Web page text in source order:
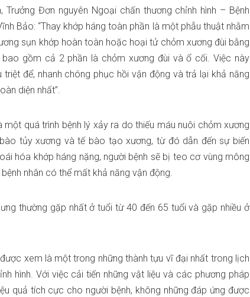
Trưởng Đơn nguyên Ngoại chấn thương chỉnh hình – Bệnh
Bảo: “Thay khớp háng toàn phần là một phẫu thuật nhằm
sụn khớp hoàn toàn hoặc hoại tử chỏm xương đùi bằng
gồm cả 2 phần là chỏm xương đùi và ổ cối. Việc này
để, nhanh chóng phục hồi vận động và trả lại khả năng
diện nhất”.
quá trình bệnh lý xảy ra do thiếu máu nuôi chỏm xương
tủy xương và tế bào tạo xương, từ đó dẫn đến sự biến
hóa khớp háng nặng, người bệnh sẽ bị teo cơ vùng mông
nhân có thể mất khả năng vận động.
thường gặp nhất ở tuổi từ 40 đến 65 tuổi và gặp nhiều ở
xem là một trong những thành tựu vĩ đại nhất trong lịch
hình. Với việc cải tiến những vật liệu và các phương pháp
quả tích cực cho người bệnh, không những đáp ứng được